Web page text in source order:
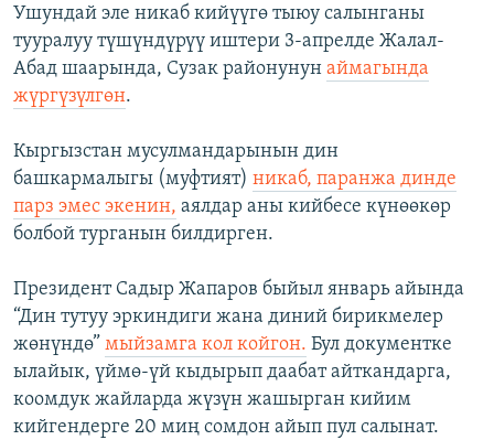
Ушундай эле никаб кийүүгө тыюу салынганы
тууралуу түшүндүрүү иштери 3-апрелде Жалал-
Абад шаарында, Сузак районунун аймагында
жүргүзүлгөн.
Кыргызстан мусулмандарынын дин
башкармалыгы (муфтият) никаб, паранжа динде
парз эмес экенин, аялдар аны кийбесе күнөөкөр
болбой турганын билдирген.
Президент Садыр Жапаров быйыл январь айында
“Дин тутуу эркиндиги жана диний бирикмелер
жөнүндө” мыйзамга кол койгон. Бул документке
ылайык, үймө-үй кыдырып даабат айткандарга,
коомдук жайларда жүзүн жашырган кийим
кийгендерге 20 миң сомдон айып пул салынат.